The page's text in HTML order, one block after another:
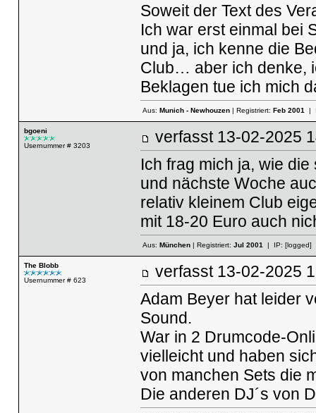
Soweit der Text des
Ich war erst einmal bei
und ja, ich kenne die
Club… aber ich denke,
Beklagen tue ich mich
Aus: Munich - Newhouzen| Registriert: Feb 2001|
bgoeni
Usernummer # 3203
verfasst 13-02-
Ich frag mich ja, wie
und nächste Woche
relativ kleinem Club
mit 18-20 Euro auch
Aus: München| Registriert: Jul 2001| IP: [logged]
The Blobb
Usernummer # 623
verfasst 13-02-
Adam Beyer hat leider
Sound.
War in 2 Drumcode-
vielleicht und haben
von manchen Sets die
Die anderen DJ´s von